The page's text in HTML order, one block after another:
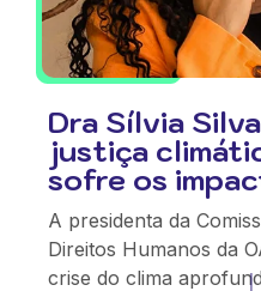
Dra Sílvia
justiça
sofre os
A presidenta da
Direitos Humanos da
crise do clima